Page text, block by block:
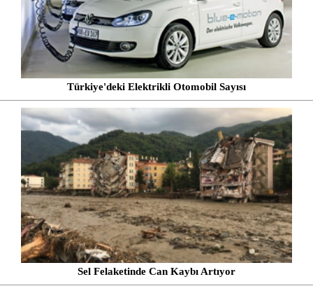
Türkiye'deki Elektrikli Otomobil Sayısı
Sel Felaketinde Can Kaybı Artıyor